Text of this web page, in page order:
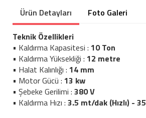
Ürün Detayları
Foto Galeri
Teknik Özellikleri
• Kaldırma Kapasitesi : 10 Ton
• Kaldırma Yüksekliği : 12 metre
• Halat Kalınlığı : 14 mm
• Motor Gücü : 13 kw
• Şebeke Gerilimi : 380 V
• Kaldırma Hızı : 3.5 mt/dak (Hızlı) -